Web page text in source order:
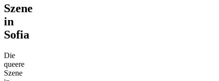
Szene
in
Sofia
Die
queere
Szene